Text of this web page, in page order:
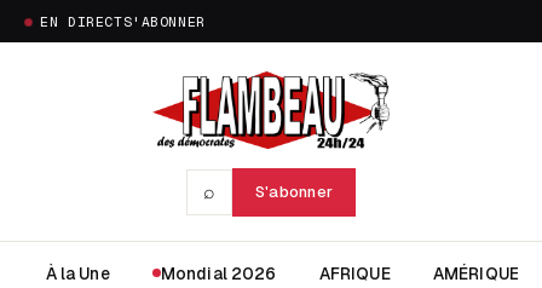
EN DIRECTS'ABONNER
⌕ S'abonner
À la Une Mondial 2026 AFRIQUE AMÉRIQUE